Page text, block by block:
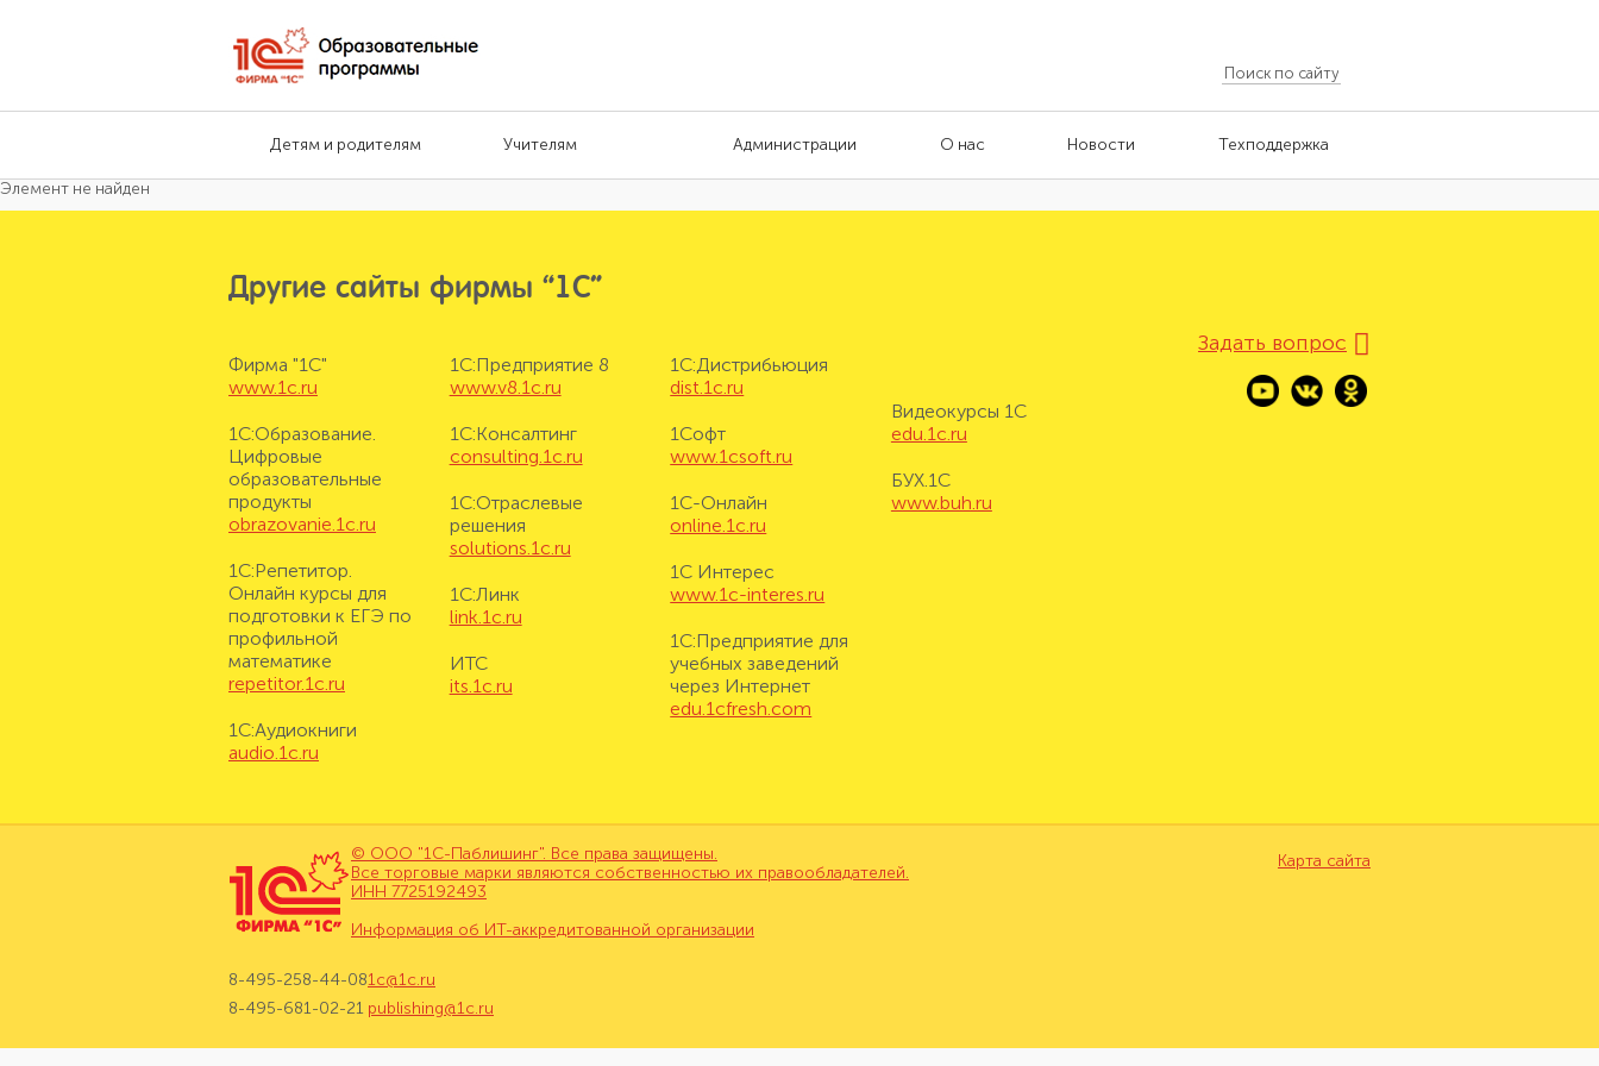
Детям и родителям Учителям Администрации О нас Новости Техподдержка
Элемент не найден
Другие сайты фирмы “1С”
Фирма "1С"
www.1c.ru
1С:Образование.
Цифровые
образовательные
продукты
obrazovanie.1c.ru
1С:Репетитор.
Онлайн курсы для
подготовки к ЕГЭ по
профильной
математике
repetitor.1c.ru
1С:Аудиокниги
audio.1c.ru
1С:Предприятие 8
www.v8.1c.ru
1С:Консалтинг
consulting.1c.ru
1С:Отраслевые
решения
solutions.1c.ru
1С:Линк
link.1c.ru
ИТС
its.1c.ru
1С:Дистрибьюция
dist.1c.ru
1Софт
www.1csoft.ru
1С-Онлайн
online.1c.ru
1С Интерес
www.1c-interes.ru
1С:Предприятие для
учебных заведений
через Интернет
edu.1cfresh.com
Видеокурсы 1С
edu.1c.ru
БУХ.1С
www.buh.ru
Задать вопрос
© ООО "1С-Паблишинг". Все права защищены.
Все торговые марки являются собственностью их правообладателей.
ИНН 7725192493
Информация об ИТ-аккредитованной организации
Карта сайта
8-495-258-44-08
8-495-681-02-21
1c@1c.ru
publishing@1c.ru